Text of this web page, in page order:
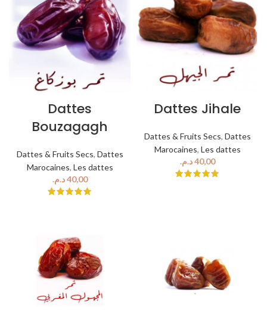
Dattes
Bouzagagh
Dattes & Fruits Secs, Dattes
Marocaines, Les dattes
د.م.
Dattes Jihale
Dattes & Fruits Secs, Dattes
Marocaines, Les dattes
د.م.